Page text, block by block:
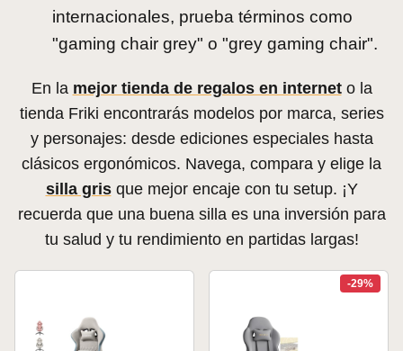
internacionales, prueba términos como
"gaming chair grey" o "grey gaming chair".
En la mejor tienda de regalos en interneto la
tienda Friki encontrarás modelos por marca, series
y personajes: desde ediciones especiales hasta
clásicos ergonómicos. Navega, compara y elige la
silla grisque mejor encaje con tu setup. ¡Y
recuerda que una buena silla es una inversión para
tu salud y tu rendimiento en partidas largas!
-29%